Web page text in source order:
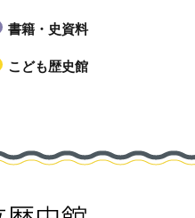
書籍・史資料
こども歴史館